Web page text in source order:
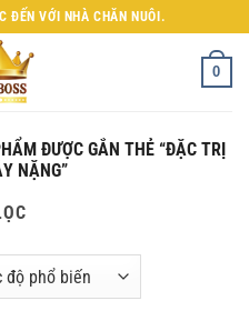
ĐẾN VỚI NHÀ CHĂN NUÔI.
0
ĐƯỢC GẮN THẺ “ĐẶC TRỊ
NẶNG”